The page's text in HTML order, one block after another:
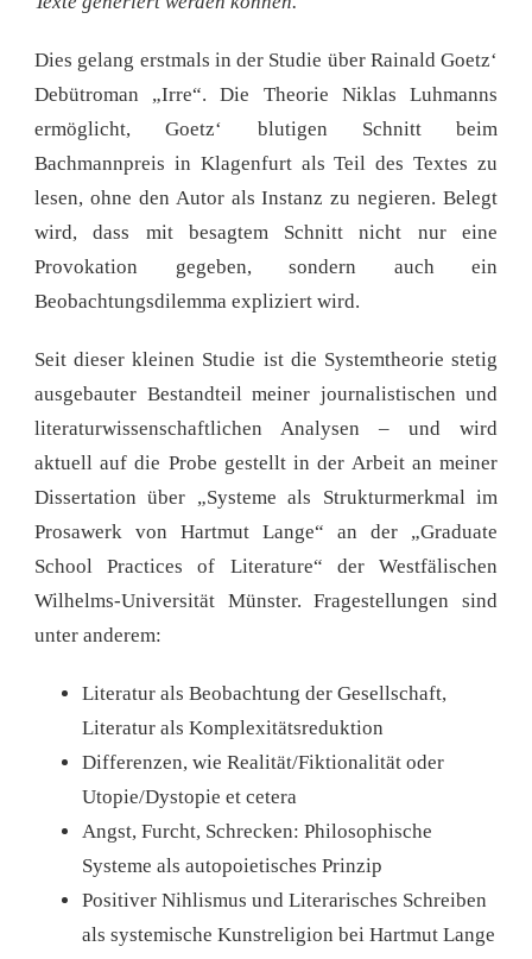
Dies gelang erstmals in der Studie über Rainald Goetz‘
Debütroman „Irre“. Die Theorie Niklas Luhmanns
ermöglicht, Goetz‘ blutigen Schnitt beim
Bachmannpreis in Klagenfurt als Teil des Textes zu
lesen, ohne den Autor als Instanz zu negieren. Belegt
wird, dass mit besagtem Schnitt nicht nur eine
Provokation gegeben, sondern auch ein
Beobachtungsdilemma expliziert wird.
Seit dieser kleinen Studie ist die Systemtheorie stetig
ausgebauter Bestandteil meiner journalistischen und
literaturwissenschaftlichen Analysen – und wird
aktuell auf die Probe gestellt in der Arbeit an meiner
Dissertation über „Systeme als Strukturmerkmal im
Prosawerk von Hartmut Lange“ an der „Graduate
School Practices of Literature“ der Westfälischen
Wilhelms-Universität Münster. Fragestellungen sind
unter anderem:
Literatur als Beobachtung der Gesellschaft,
Literatur als Komplexitätsreduktion
Differenzen, wie Realität/Fiktionalität oder
Utopie/Dystopie et cetera
Angst, Furcht, Schrecken: Philosophische
Systeme als autopoietisches Prinzip
Positiver Nihlismus und Literarisches Schreiben
als systemische Kunstreligion bei Hartmut Lange